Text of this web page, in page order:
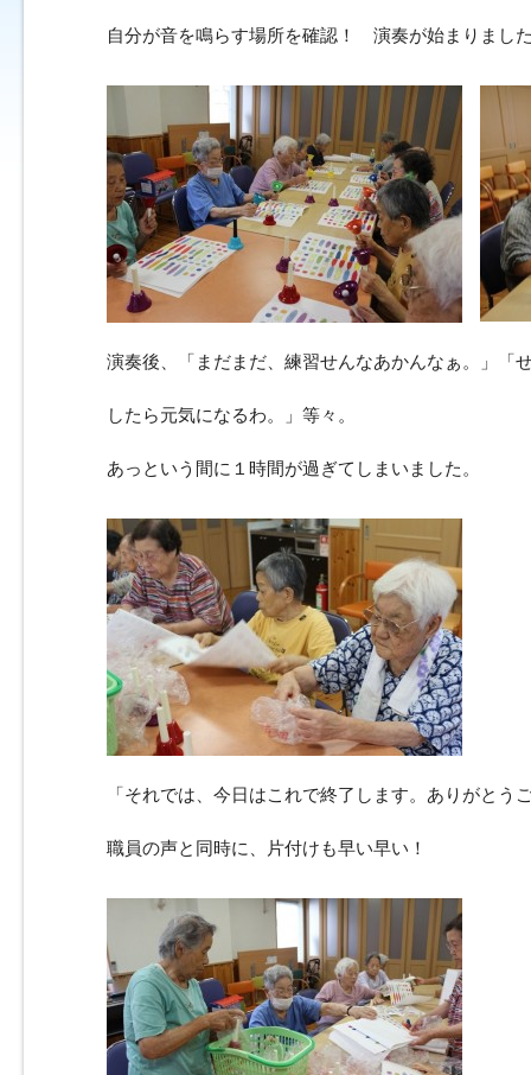
自分が音を鳴らす場所を確認！ 演奏が始まりまし
演奏後、「まだまだ、練習せんなあかんなぁ。」「
したら元気になるわ。」等々。
あっという間に１時間が過ぎてしまいました。
「それでは、今日はこれで終了します。ありがとう
職員の声と同時に、片付けも早い早い！